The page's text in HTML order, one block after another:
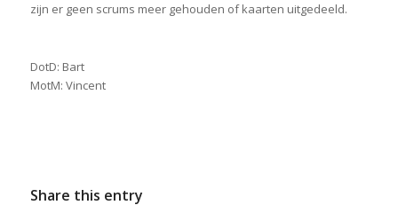
zijn er geen scrums meer gehouden of kaarten uitgedeeld.
DotD: Bart
MotM: Vincent
Share this entry